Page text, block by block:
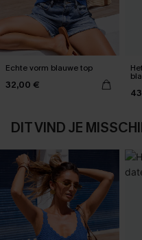
Echte vorm blauwe top
32,00 €
DIT VIND JE